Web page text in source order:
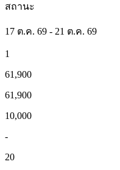
สถานะ
17 ต.ค. 69 - 21 ต.ค. 69
1
61,900
61,900
10,000
-
20